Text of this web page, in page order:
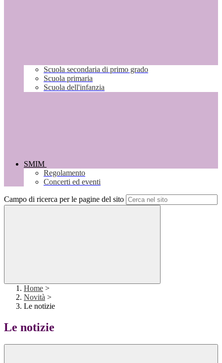
Scuola secondaria di primo grado
Scuola primaria
Scuola dell'infanzia
SMIM
Regolamento
Concerti ed eventi
Campo di ricerca per le pagine del sito
Home >
Novità >
Le notizie
Le notizie